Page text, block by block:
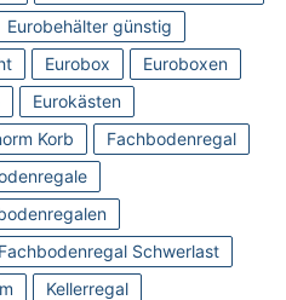
Eurobehälter günstig
Eurobox
Euroboxen
Eurokästen
Korb
Fachbodenregal
Fachbodenregal Schwerlast
Kellerregal